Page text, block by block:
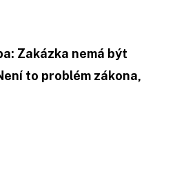
Zakázka nemá být
to problém zákona,